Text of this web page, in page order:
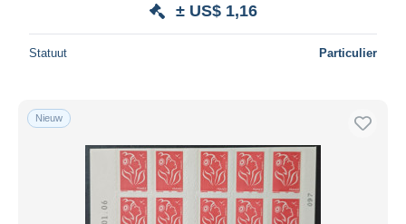
± US$ 1,16
Statuut Particulier
Nieuw